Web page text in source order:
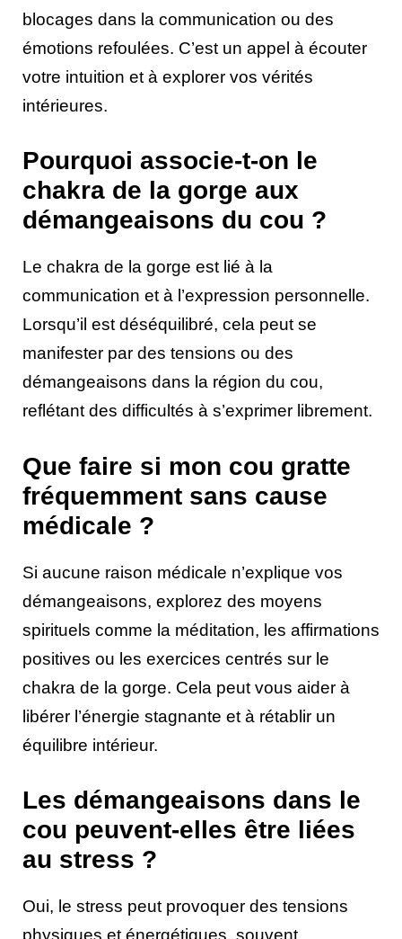
blocages dans la communication ou des
émotions refoulées. C’est un appel à écouter
votre intuition et à explorer vos vérités
intérieures.
Pourquoi associe-t-on le
chakra de la gorge aux
démangeaisons du cou ?
Le chakra de la gorge est lié à la
communication et à l’expression personnelle.
Lorsqu’il est déséquilibré, cela peut se
manifester par des tensions ou des
démangeaisons dans la région du cou,
reflétant des difficultés à s’exprimer librement.
Que faire si mon cou gratte
fréquemment sans cause
médicale ?
Si aucune raison médicale n’explique vos
démangeaisons, explorez des moyens
spirituels comme la méditation, les affirmations
positives ou les exercices centrés sur le
chakra de la gorge. Cela peut vous aider à
libérer l’énergie stagnante et à rétablir un
équilibre intérieur.
Les démangeaisons dans le
cou peuvent-elles être liées
au stress ?
Oui, le stress peut provoquer des tensions